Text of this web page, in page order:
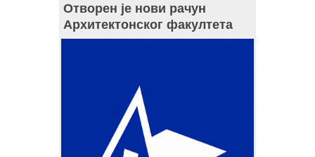
Отворен је нови рачун
Архитектонског факултета